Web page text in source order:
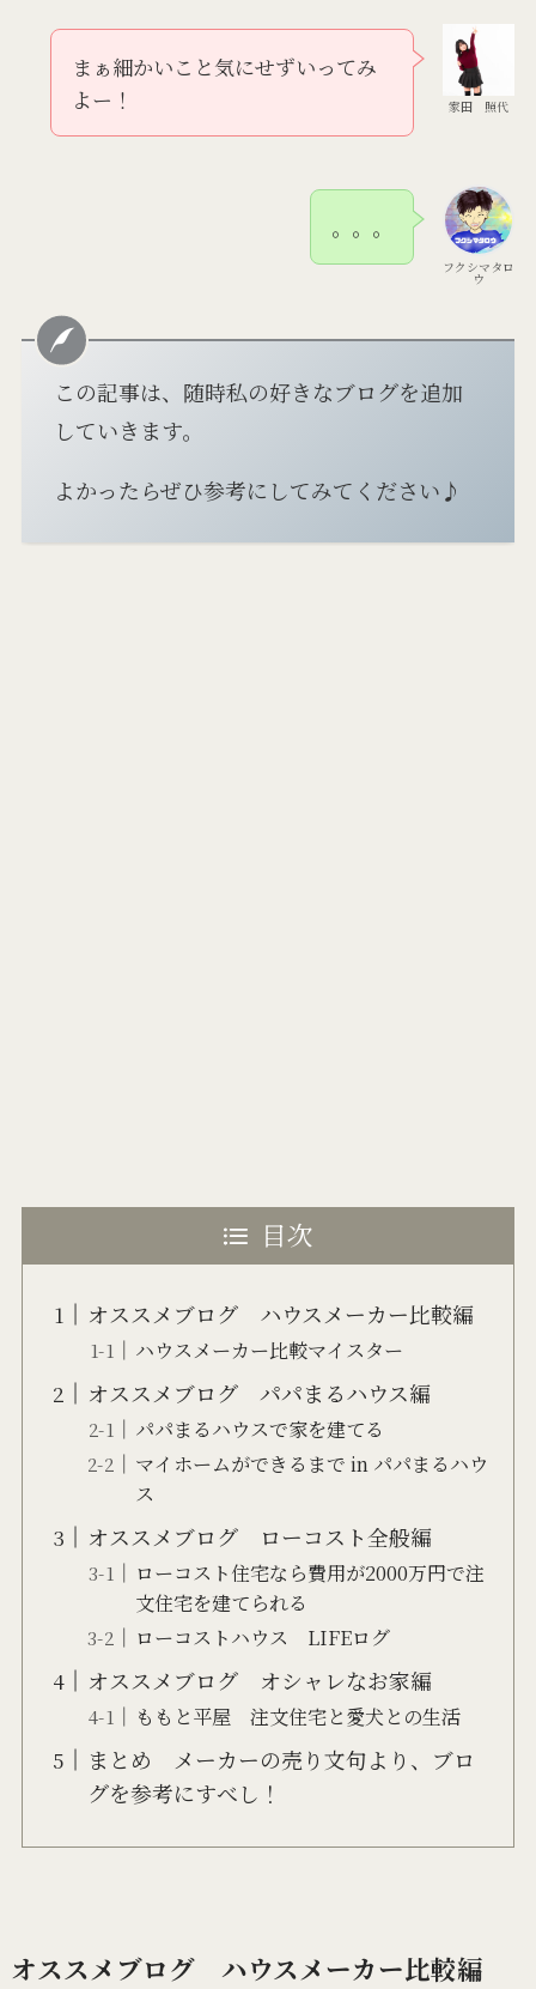
家田 照代
まぁ細かいこと気にせずいってみ
よー！
フクシマタロ
ウ
。。。
この記事は、随時私の好きなブログを追加
していきます。
よかったらぜひ参考にしてみてください♪
目次
オススメブログ ハウスメーカー比較編
ハウスメーカー比較マイスター
オススメブログ パパまるハウス編
パパまるハウスで家を建てる
マイホームができるまで in パパまるハウ
ス
オススメブログ ローコスト全般編
ローコスト住宅なら費用が2000万円で注
文住宅を建てられる
ローコストハウス LIFEログ
オススメブログ オシャレなお家編
ももと平屋 注文住宅と愛犬との生活
まとめ メーカーの売り文句より、ブロ
グを参考にすべし！
オススメブログ ハウスメーカー比較編